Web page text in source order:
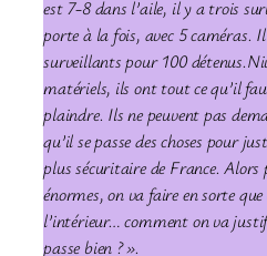
est 7-8 dans l’aile, il y a trois
porte à la fois, avec 5 caméras.
surveillants pour 100 détenus.
matériels, ils ont tout ce qu’il
plaindre. Ils ne peuvent pas
qu’il se passe des choses pour
plus sécuritaire de France. Alors
énormes, on va faire en sorte
l’intérieur… comment on va
passe bien ? ».